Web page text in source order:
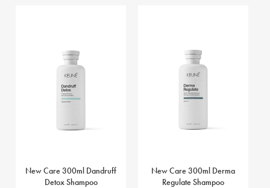
New Care 300ml Dandruff
Detox Shampoo
New Care 300ml Derma
Regulate Shampoo